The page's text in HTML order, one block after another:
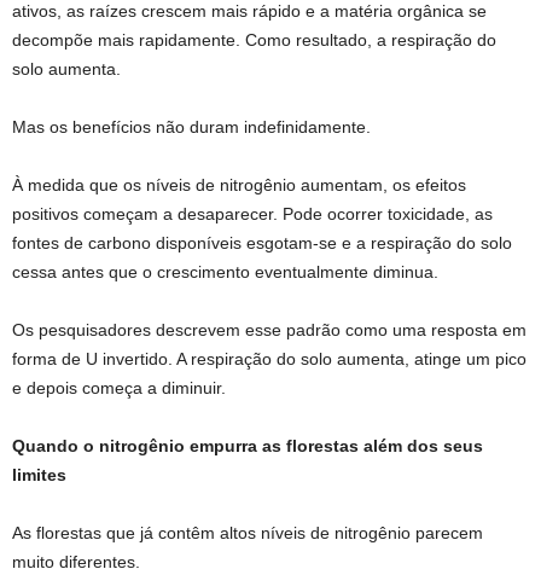
ativos, as raízes crescem mais rápido e a matéria orgânica se
decompõe mais rapidamente. Como resultado, a respiração do
solo aumenta.
Mas os benefícios não duram indefinidamente.
À medida que os níveis de nitrogênio aumentam, os efeitos
positivos começam a desaparecer. Pode ocorrer toxicidade, as
fontes de carbono disponíveis esgotam-se e a respiração do solo
cessa antes que o crescimento eventualmente diminua.
Os pesquisadores descrevem esse padrão como uma resposta em
forma de U invertido. A respiração do solo aumenta, atinge um pico
e depois começa a diminuir.
Quando o nitrogênio empurra as florestas além dos seus
limites
As florestas que já contêm altos níveis de nitrogênio parecem
muito diferentes.